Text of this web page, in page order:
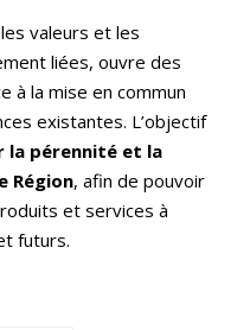
valeurs et les
liées, ouvre des
à la mise en commun
existantes. L’objectif
la pérennité et la
Région, afin de pouvoir
et services à
futurs.